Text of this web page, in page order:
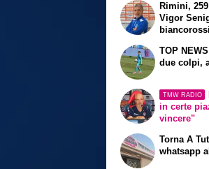
Rimini,
Vigor
biancorossi
TOP
due colpi,
TMW RADIO
in certe
vincere"
Torna A
whatsapp